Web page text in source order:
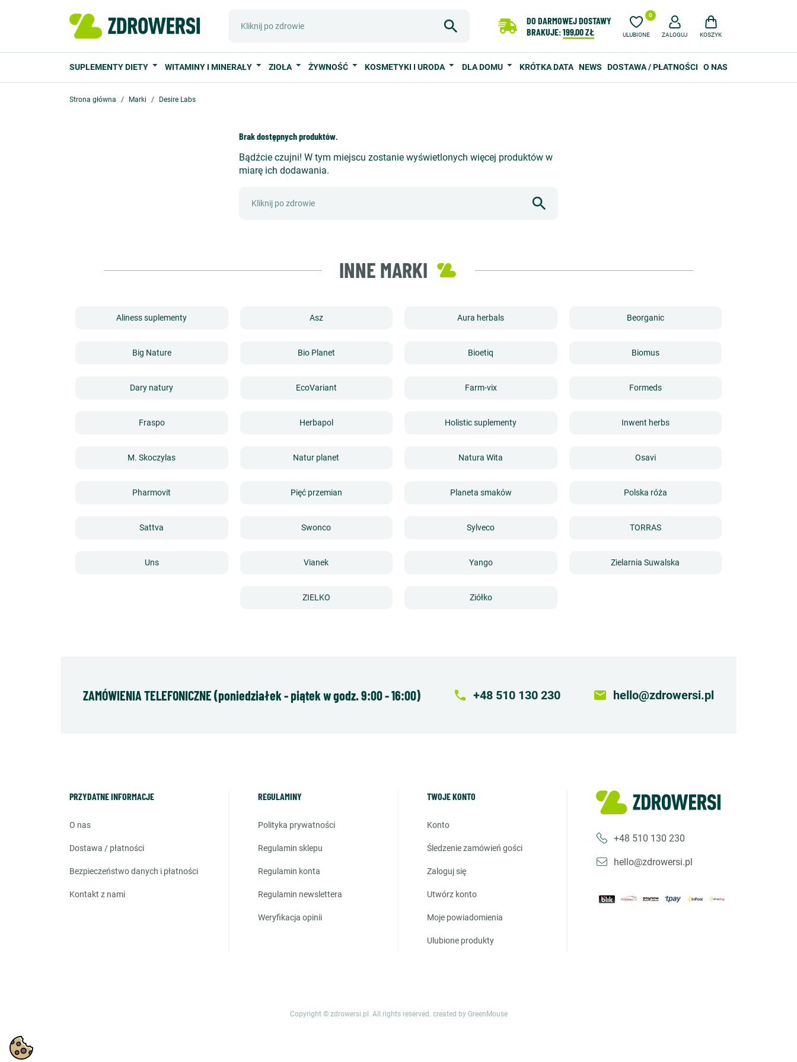
DO DARMOWEJ DOSTAWY
BRAKUJE:199,00 ZŁ ULUBIONE
0
ZALOGUJ KOSZYK
SUPLEMENTY DIETY WITAMINY I MINERAŁY ZIOŁA ŻYWNOŚĆ KOSMETYKI I URODA DLA DOMU KRÓTKA DATA NEWS DOSTAWA / PŁATNOŚCI O NAS
Strona główna Marki Desire Labs
Brak dostępnych produktów.
Bądźcie czujni! W tym miejscu zostanie wyświetlonych więcej produktów w
miarę ich dodawania.
INNE MARKI
Aliness suplementy Asz Aura herbals Beorganic
Big Nature Bio Planet Bioetiq Biomus
Dary natury EcoVariant Farm-vix Formeds
Fraspo Herbapol Holistic suplementy Inwent herbs
M. Skoczylas Natur planet Natura Wita Osavi
Pharmovit Pięć przemian Planeta smaków Polska róża
Sattva Swonco Sylveco TORRAS
Uns Vianek Yango Zielarnia Suwalska
ZIELKO Ziółko
ZAMÓWIENIA TELEFONICZNE (poniedziałek - piątek w godz. 9:00 - 16:00) local_phone +48 510 130 230 email hello@zdrowersi.pl
PRZYDATNE INFORMACJE
o nas
dostawa / płatności
bezpieczeństwo danych i płatności
kontakt z nami
REGULAMINY
polityka prywatności
regulamin sklepu
regulamin konta
regulamin newslettera
weryfikacja opinii
TWOJE KONTO
konto
śledzenie zamówień gości
zaloguj się
utwórz konto
moje powiadomienia
ulubione produkty
+48 510 130 230
hello@zdrowersi.pl
Copyright © zdrowersi.pl. All rights reserved. created by GreenMouse